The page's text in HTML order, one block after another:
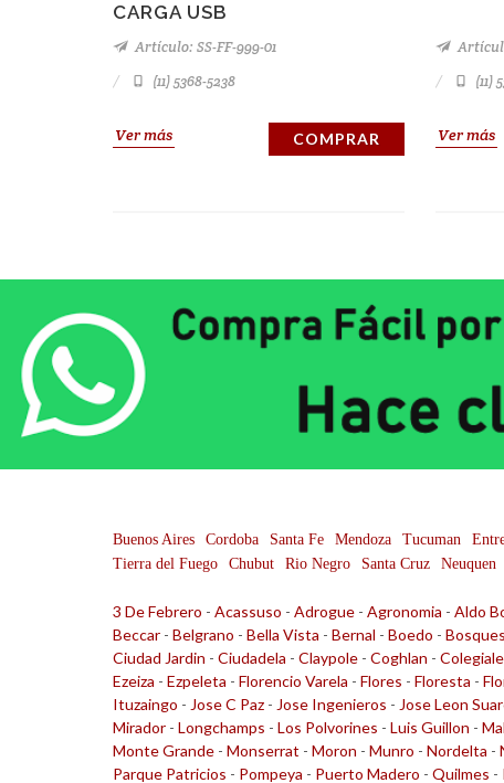
CARGA USB
Artículo: SS-FF-999-01
(11) 5368-5238
Ver más COMPRAR
(11)
Ver más
Buenos Aires
Cordoba Santa Fe Mendoza Tucuman
Tierra del Fuego
Chubut Rio Negro Santa Cruz Neuquen
3 De Febrero - Acassuso - Adrogue - Agronomia - Aldo
Beccar - Belgrano - Bella Vista - Bernal - Boedo - Bosques
Ciudad Jardin - Ciudadela - Claypole - Coghlan -
Ezeiza - Ezpeleta - Florencio Varela - Flores - Floresta -
Ituzaingo - Jose C Paz - Jose Ingenieros - Jose Leon
Mirador - Longchamps - Los Polvorines - Luis Guillon -
Monte Grande - Monserrat - Moron - Munro - Nordelta -
Parque Patricios - Pompeya - Puerto Madero - Quilmes -